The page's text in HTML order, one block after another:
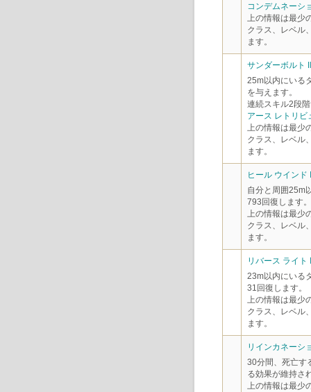
コンデムネーシ
上の情報は最少
クラス、レベル
ます。
サンダーボルト II
25m以内にいる
を与えます。
連続スキル2段階
アース レトリビ
上の情報は最少
クラス、レベル
ます。
ヒール ウインド I
自分と周囲25m
793回復します。
上の情報は最少
クラス、レベル
ます。
リバース ライト
23m以内にいる
31回復します。
上の情報は最少
クラス、レベル
ます。
リインカネーシ
30分間、死亡す
る効果が維持さ
上の情報は最少